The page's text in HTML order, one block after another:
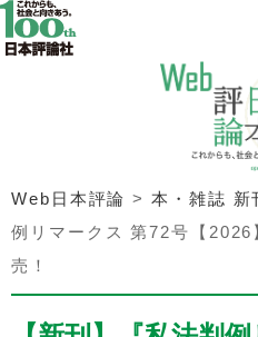
Web日本評論 >本・雑誌 新
例リマークス 第72号【2026
売！